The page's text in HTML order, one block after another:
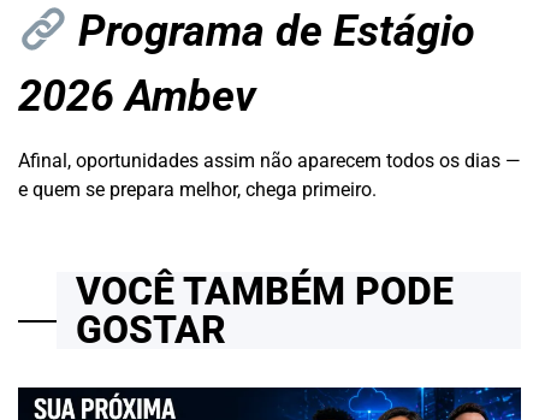
Programa de Estágio
2026 Ambev
Afinal, oportunidades assim não aparecem todos os dias —
e quem se prepara melhor, chega primeiro.
VOCÊ TAMBÉM PODE
GOSTAR